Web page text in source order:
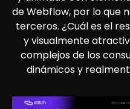
de Webflow, por lo que
terceros. ¿Cuál es el
y visualmente
complejos de los
dinámicos y